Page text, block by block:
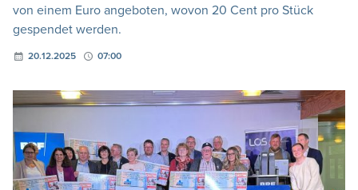
von einem Euro angeboten, wovon 20 Cent pro Stück
gespendet werden.
20.12.2025 07:00